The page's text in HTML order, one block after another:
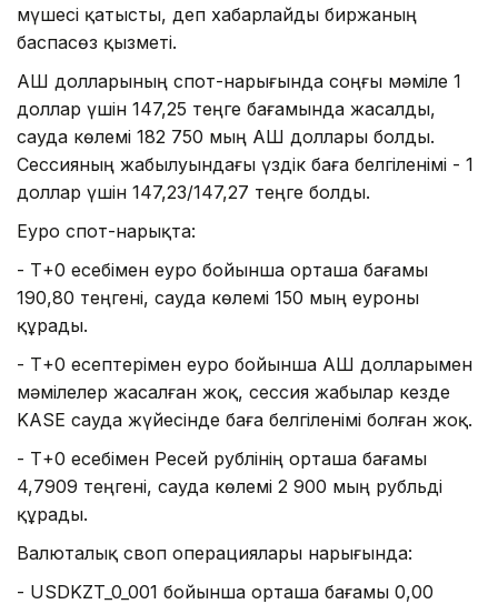
мүшесі қатысты, деп хабарлайды биржаның
баспасөз қызметі.
АҚШ долларының спот-нарығында соңғы мәміле 1
доллар үшін 147,25 теңге бағамында жасалды,
сауда көлемі 182 750 мың АҚШ доллары болды.
Сессияның жабылуындағы үздік баға белгіленімі - 1
доллар үшін 147,23/147,27 теңге болды.
Еуро спот-нарықта:
- Т+0 есебімен еуро бойынша орташа бағамы
190,80 теңгені, сауда көлемі 150 мың еуроны
құрады.
- Т+0 есептерімен еуро бойынша АҚШ долларымен
мәмілелер жасалған жоқ, сессия жабылар кезде
KASE сауда жүйесінде баға белгіленімі болған жоқ.
- Т+0 есебімен Ресей рублінің орташа бағамы
4,7909 теңгені, сауда көлемі 2 900 мың рубльді
құрады.
Валюталық своп операциялары нарығында:
- USDKZT_0_001 бойынша орташа бағамы 0,00